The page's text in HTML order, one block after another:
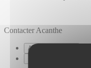
Contacter Acanthe
Appeler Acanthe